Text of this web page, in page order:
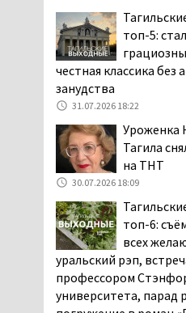
Жителей
Тагила
заложенной бомбе
04.08.2026 17:57
движение
опасно:
надо пропускать,
Тагильчане
обзор из-за высокой
на перекрёстке улиц
Первомайской
04.08.2026 16:53
Нижнем
топ-5:
честная классика без
занудства
31.07.2026 18:22
Уроженка
Тагила
на ТНТ
30.07.2026 18:09
топ-6:
всех
уральский рэп,
профессором
университета, парад